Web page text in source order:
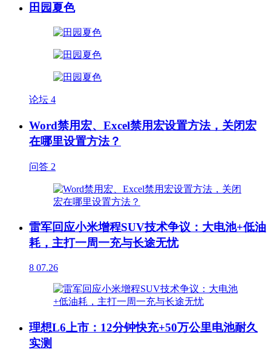
田园夏色
论坛 4
Word禁用宏、Excel禁用宏设置方法，关闭宏
在哪里设置方法？
问答 2
雷军回应小米增程SUV技术争议：大电池+低油
耗，主打一周一充与长途无忧
8 07.26
理想L6上市：12分钟快充+50万公里电池耐久
实测